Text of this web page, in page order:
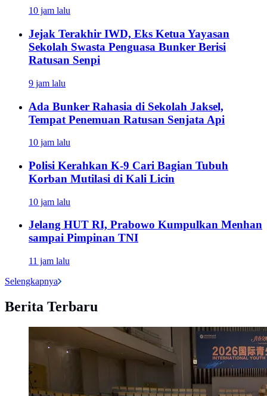
10 jam lalu
Jejak Terakhir IWD, Eks Ketua Yayasan
Sekolah Swasta Penguasa Bunker Berisi
Ratusan Senpi
9 jam lalu
Ada Bunker Rahasia di Sekolah Jaksel,
Tempat Penemuan Ratusan Senjata Api
10 jam lalu
Polisi Kerahkan K-9 Cari Bagian Tubuh
Korban Mutilasi di Kali Licin
10 jam lalu
Jelang HUT RI, Prabowo Kumpulkan Menhan
sampai Pimpinan TNI
11 jam lalu
Selengkapnya
Berita Terbaru